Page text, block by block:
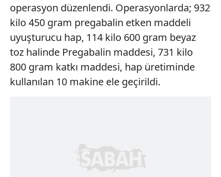
operasyon düzenlendi. Operasyonlarda; 932
kilo 450 gram pregabalin etken maddeli
uyuşturucu hap, 114 kilo 600 gram beyaz
toz halinde Pregabalin maddesi, 731 kilo
800 gram katkı maddesi, hap üretiminde
kullanılan 10 makine ele geçirildi.